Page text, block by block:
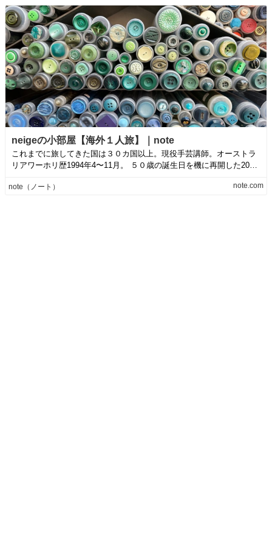
neigeの小部屋【海外１人旅】｜note
これまでに旅してきた国は３０カ国以上。現役手芸講師。オーストラ
リアワーホリ歴1994年4〜11月。 ５０歳の誕生日を機に再開した2023
note（ノート） note.com